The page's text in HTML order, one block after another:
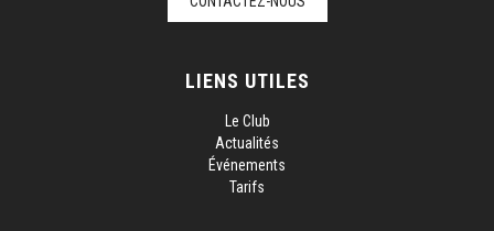
LIENS UTILES
Le Club
Actualités
Événements
Tarifs